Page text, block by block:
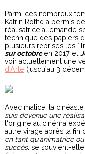
Parmi ces nombreux
Katrin Rothe a permis
réalisatrice allemande
technique des papiers
plusieurs reprises les
sur octobreen 2017 et
voir actuellement une
d’Arte (jusqu’au 3
Avec malice, la
suis devenue une
l’origine au cinéma
autre virage après la fin
en tant qu’animatrice
succès, se souvient-elle.